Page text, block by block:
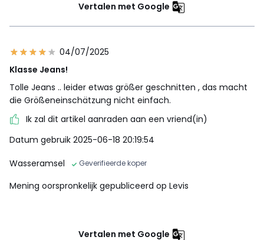
Vertalen met Google
04/07/2025
Klasse Jeans!
Tolle Jeans .. leider etwas größer geschnitten , das macht
die Größeneinschätzung nicht einfach.
Ik zal dit artikel aanraden aan een vriend(in)
Datum gebruik 2025-06-18 20:19:54
Wasseramsel
Geverifieerde koper
Mening oorspronkelijk gepubliceerd op Levis
Vertalen met Google